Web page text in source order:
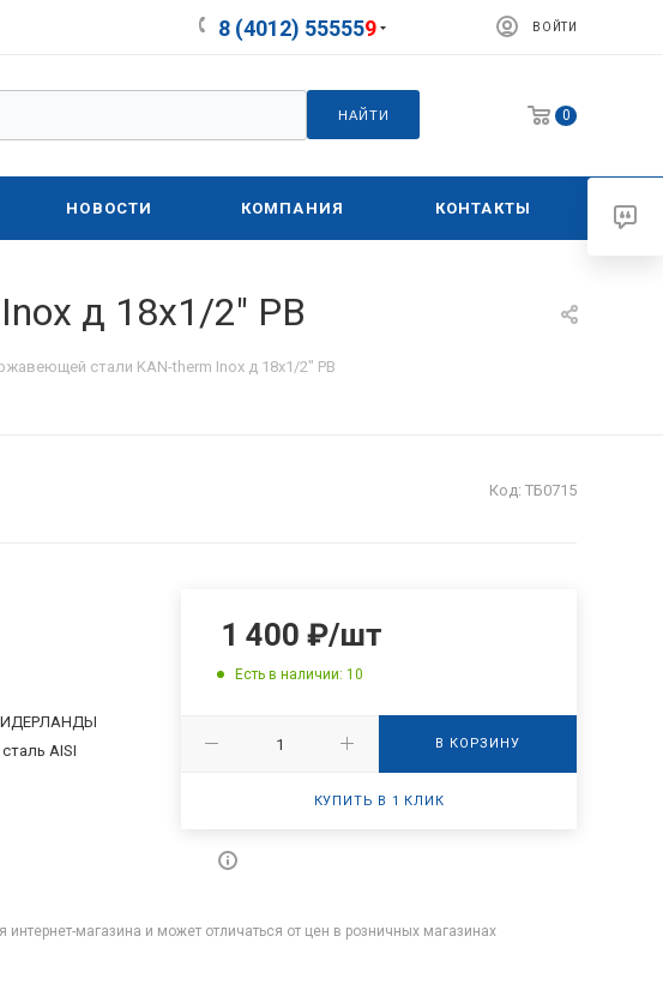
8 (4012) 555559 ВОЙТИ
НАЙТИ 0
НОВОСТИ КОМПАНИЯ КОНТАКТЫ
д 18х1/2" РВ
стали KAN-therm Inox д 18х1/2" РВ
Код: ТБ0715
AISI
1 400 ₽/шт
Есть в наличии: 10
В КОРЗИНУ
КУПИТЬ В 1 КЛИК
интернет-магазина и может отличаться от цен в розничных магазинах